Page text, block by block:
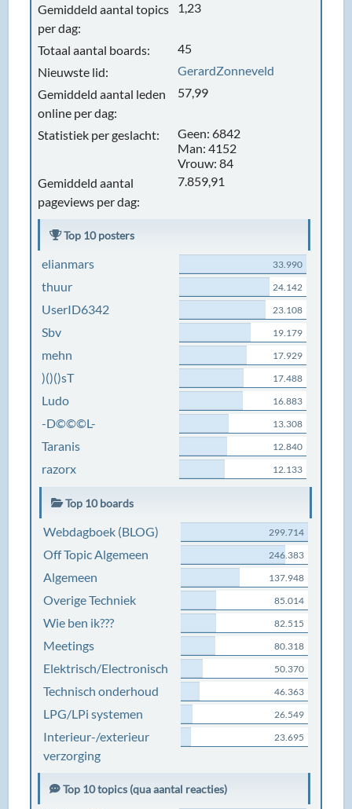
Gemiddeld aantal topics
per dag:
1,23
Totaal aantal boards:
45
Nieuwste lid:
GerardZonneveld
Gemiddeld aantal leden
online per dag:
57,99
Statistiek per geslacht:
Geen: 6842
Man: 4152
Vrouw: 84
Gemiddeld aantal
pageviews per dag:
7.859,91
Top 10 posters
elianmars 33.990
thuur 24.142
UserID6342 23.108
Sbv 19.179
mehn 17.929
)()()sT 17.488
Ludo 16.883
-D©©©L- 13.308
Taranis 12.840
razorx 12.133
Top 10 boards
Webdagboek (BLOG) 299.714
Off Topic Algemeen 246.383
Algemeen 137.948
Overige Techniek 85.014
Wie ben ik??? 82.515
Meetings 80.318
Elektrisch/Electronisch 50.370
Technisch onderhoud 46.363
LPG/LPi systemen 26.549
Interieur-/exterieur
verzorging
23.695
Top 10 topics (qua aantal reacties)